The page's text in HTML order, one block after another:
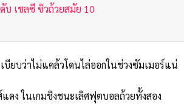
บ เชลซี ซิวถ้วยสมัย 10
ยบว่าไม่แคล้วโดนไล่ออกในช่วงซัมเมอร์แน่
ดง ในเกมชิงชนะเลิศฟุตบอลถ้วยทั้งสอง